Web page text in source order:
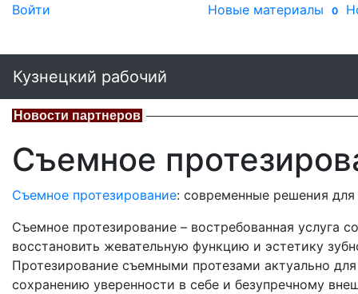
Войти Новые материалы 0
Кузнецкий рабочий
Новости партнеров
Съемное
Съемное протезирование: современные решения
Съемное протезирование – востребованная услуга
восстановить жевательную функцию и эстетику
Протезирование съемными протезами актуально
сохранению уверенности в себе и безупречному